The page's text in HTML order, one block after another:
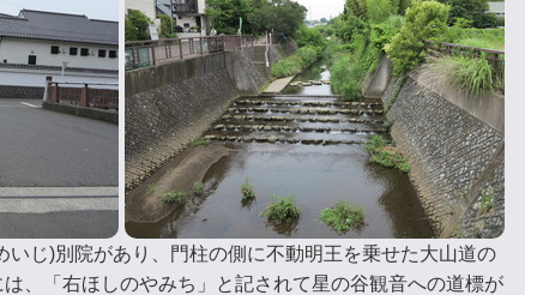
いじ)別院があり、門柱の側に不動明王を乗せた大山道の
、「右ほしのやみち」と記されて星の谷観音への道標が